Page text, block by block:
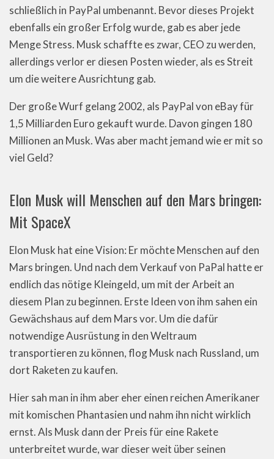
schließlich in PayPal umbenannt. Bevor dieses Projekt
ebenfalls ein großer Erfolg wurde, gab es aber jede
Menge Stress. Musk schaffte es zwar, CEO zu werden,
allerdings verlor er diesen Posten wieder, als es Streit
um die weitere Ausrichtung gab.
Der große Wurf gelang 2002, als PayPal von eBay für
1,5 Milliarden Euro gekauft wurde. Davon gingen 180
Millionen an Musk. Was aber macht jemand wie er mit so
viel Geld?
Elon Musk will Menschen auf den Mars bringen:
Mit SpaceX
Elon Musk hat eine Vision: Er möchte Menschen auf den
Mars bringen. Und nach dem Verkauf von PaPal hatte er
endlich das nötige Kleingeld, um mit der Arbeit an
diesem Plan zu beginnen. Erste Ideen von ihm sahen ein
Gewächshaus auf dem Mars vor. Um die dafür
notwendige Ausrüstung in den Weltraum
transportieren zu können, flog Musk nach Russland, um
dort Raketen zu kaufen.
Hier sah man in ihm aber eher einen reichen Amerikaner
mit komischen Phantasien und nahm ihn nicht wirklich
ernst. Als Musk dann der Preis für eine Rakete
unterbreitet wurde, war dieser weit über seinen